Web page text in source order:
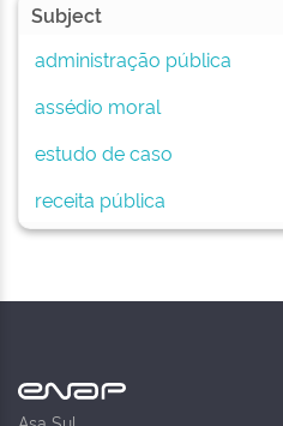
Subject
administração pública
assédio moral
estudo de caso
receita pública